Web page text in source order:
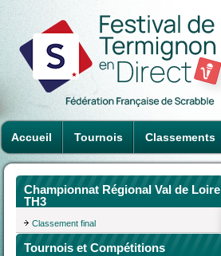
Accueil Tournois Classements
Championnat Régional Val de Loire
TH3
Classement final
Tournois et Compétitions